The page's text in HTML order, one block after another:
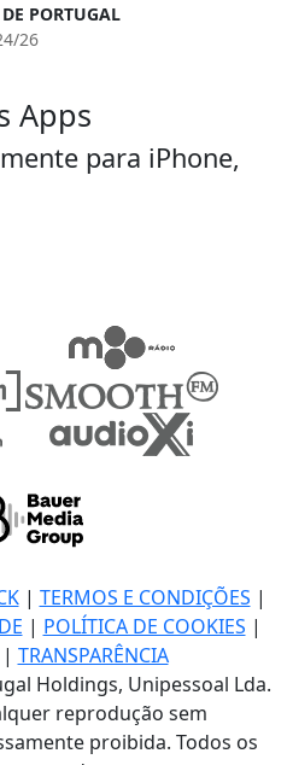
PORTUGAL
26
Apps
para iPhone,
| TERMOS E CONDIÇÕES |
| POLÍTICA DE COOKIES |
| TRANSPARÊNCIA
Holdings, Unipessoal Lda.
reprodução sem
proibida. Todos os